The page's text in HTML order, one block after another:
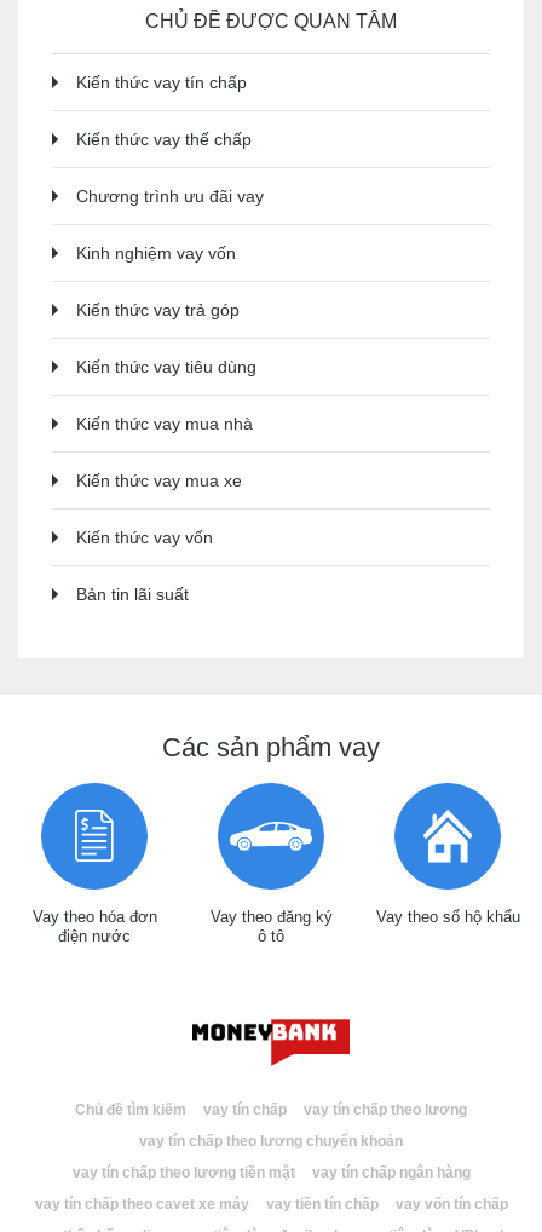
CHỦ ĐỀ ĐƯỢC QUAN TÂM
Kiến thức vay tín chấp
Kiến thức vay thế chấp
Chương trình ưu đãi vay
Kinh nghiệm vay vốn
Kiến thức vay trả góp
Kiến thức vay tiêu dùng
Kiến thức vay mua nhà
Kiến thức vay mua xe
Kiến thức vay vốn
Bản tin lãi suất
Các sản phẩm vay
Vay theo hóa đơn
điện nước
Vay theo đăng ký
ô tô
Vay theo sổ hộ khẩu
Chủ đề tìm kiếm vay tín chấp
vay tín chấp theo lương
vay tín chấp theo lương chuyển khoản
vay tín chấp theo lương tiền mặt
vay tín chấp ngân hàng
vay tín chấp theo cavet xe máy
vay tiền tín chấp
vay vốn tín chấp